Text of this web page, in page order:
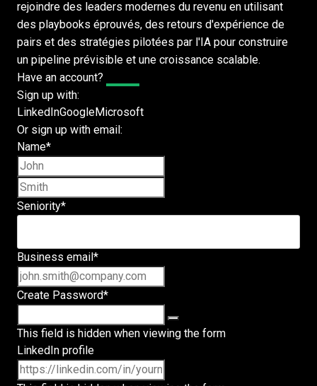
rejoindre des leaders modernes du revenu en utilisant
des playbooks éprouvés, des retours d'expérience de
pairs et des stratégies pilotées par l'IA pour construire
un pipeline prévisible et une croissance scalable.
Have an account?
Sign up with:
LinkedInGoogleMicrosoft
Or sign up with email:
Name*
Seniority*
Business email *
Create Password*
This field is hidden when viewing the form
LinkedIn profile